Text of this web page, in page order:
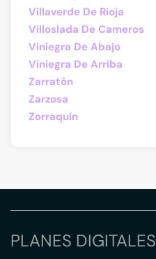
Villaverde De Rioja
Villoslada De Cameros
Viniegra De Abajo
Viniegra De Arriba
Zarratón
Zarzosa
Zorraquín
PLANES DIGITALES